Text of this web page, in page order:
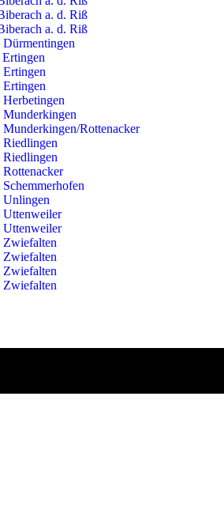
a. d. Riß
a. d. Riß
Munderkingen
Rottenacker
Unlingen
Uttenweiler
Uttenweiler
Zwiefalten
Zwiefalten
Zwiefalten
Zwiefalten